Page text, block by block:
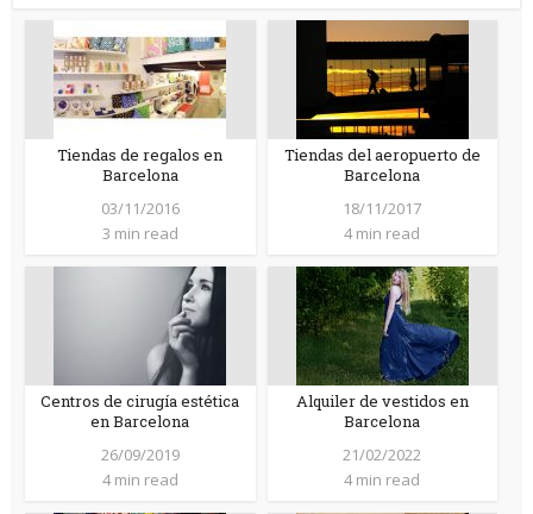
Tiendas de regalos en
Barcelona
03/11/2016
3 min read
Tiendas del aeropuerto de
Barcelona
18/11/2017
4 min read
Centros de cirugía estética
en Barcelona
26/09/2019
4 min read
Alquiler de vestidos en
Barcelona
21/02/2022
4 min read